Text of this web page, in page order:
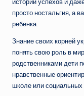
истории успехов и
просто ностальгия, а
ребенка.
Знание своих корней
понять свою роль в
родственниками дети
нравственные
школе или социальных